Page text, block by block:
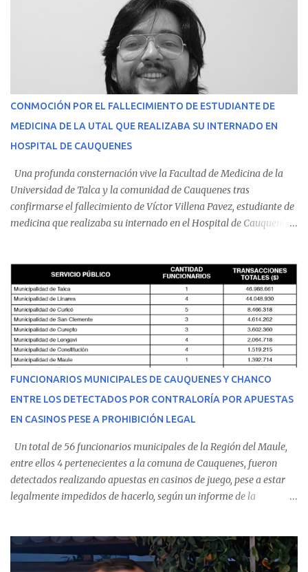
CONMOCIÓN POR EL FALLECIMIENTO DE ESTUDIANTE DE
MEDICINA DE LA UTAL QUE REALIZABA SU INTERNADO EN
HOSPITAL DE CAUQUENES
Una profunda consternación vive la Facultad de Medicina de la
Universidad de Talca y la comunidad de Cauquenes tras
confirmarse el fallecimiento de Víctor Villena Pavez, estudiante de
medicina que realizaba su internado en el Hospital de Cauquenes.
malestares físicos. Dada la complejidad de su estado de salud, el
equipo médico determinó su traslado de urgencia al Hospital
Regional de Talca y dado la urgencia la ambulancia partió hacia
Talca con escolta de Carabineros. En medio del traslado, el
estudiante de medicina de 25 años, se agravó y pese a los esfuerzos
del personal de emergencia terminó falleciendo, sin alcanzar a
recibir atención especializada en el centro de destino. Apenas se
conoció la gravedad de su condición, sus padres —residentes en
Villarrica— se trasladaron a Cauquenes con la esperanza de una
evolución favorable. No obstante, alrededo...
FUNCIONARIOS MUNICIPALES DE CAUQUENES Y CHANCO
ENTRE LOS DETECTADOS POR CONTRALORÍA POR APUESTAS
EN CASINOS PESE A PROHIBICIÓN LEGAL
Un total de 56 funcionarios municipales de la Región del Maule,
entre ellos 4 pertenecientes a la comuna de Cauquenes, fueron
detectados realizando apuestas en casinos de juego, pese a estar
legalmente impedidos de hacerlo, según un informe de la
estableció que estos funcionarios —quienes administran o
custodian fondos públicos— efectuaron transacciones por un